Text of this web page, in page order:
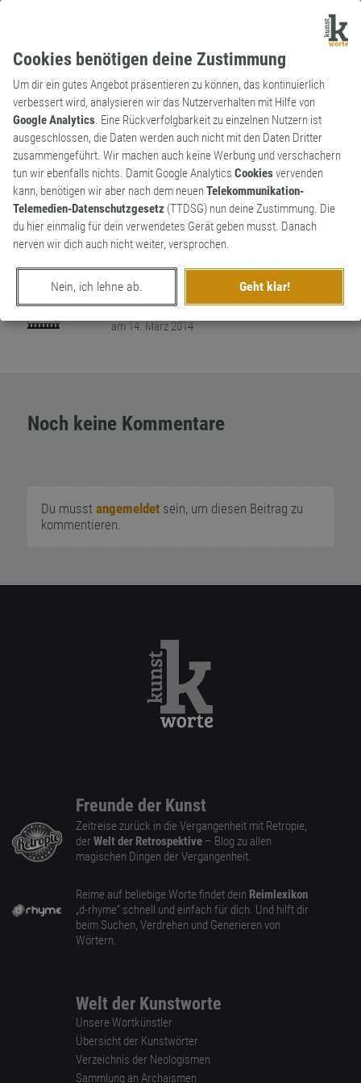
Cookies benötigen deine Zustimmung
Um dir ein gutes Angebot präsentieren zu können, das kontinuierlich
verbessert wird, analysieren wir das Nutzerverhalten mit Hilfe von
Google Analytics. Eine Rückverfolgbarkeit zu einzelnen Nutzern ist
ausgeschlossen, die Daten werden auch nicht mit den Daten Dritter
zusammengeführt. Wir machen auch keine Werbung und verschachern
tun wir ebenfalls nichts. Damit Google Analytics Cookiesvervenden
kann, benötigen wir aber nach dem neuenTelekommunikation-
Telemedien-Datenschutzgesetz (TTDSG) nun deine Zustimmung. Die
du hier einmalig für dein verwendetes Gerät geben musst. Danach
nerven wir dich auch nicht weiter, versprochen.
Nein, ich lehne ab. Geht klar!
Kunstwort
Substantiv
Ehrwokonten
Nicht nur Nummernkonten sind meist
Schwarze Geldkonten. Es gibt auch
schwarze Ehrenwortkonten.Historie: siehe
erschaffen von
am 14. März 2014
Noch keine Kommentare
Du musst angemeldetsein, um diesen Beitrag zu
kommentieren.
Freunde der Kunst
Zeitreise zurück in die Vergangenheit mit Retropie,
der Welt der Retrospektive – Blog zu allen
magischen Dingen der Vergangenheit.
Reime auf beliebige Worte findet dein Reimlexikon
„d-rhyme” schnell und einfach für dich. Und hilft dir
beim Suchen, Verdrehen und Generieren von
Wörtern.
Welt der Kunstworte
Unsere Wortkünstler
Übersicht der Kunstwörter
Verzeichnis der Neologismen
Sammlung an Archaismen